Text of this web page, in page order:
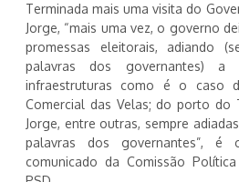
Terminada mais uma visita do
Jorge, “mais uma vez, o governo
promessas eleitorais, adiando
palavras dos governantes) a
infraestruturas como é o caso
Comercial das Velas; do porto do
Jorge, entre outras, sempre
palavras dos governantes”,
comunicado da Comissão